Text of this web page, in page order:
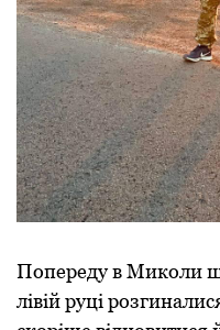
Попереду в Миколи
лівій руці